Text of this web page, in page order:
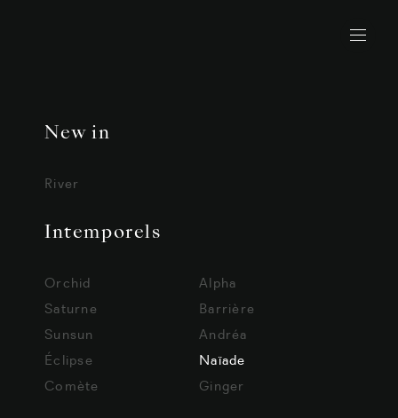
New in
River
Intemporels
Orchid
Saturne
Sunsun
Éclipse
Comète
Alpha
Barrière
Andréa
Naïade
Ginger